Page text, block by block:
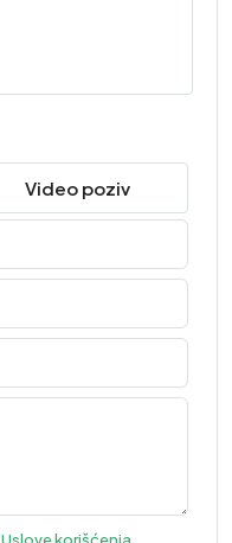
Video poziv
Uslove korišćenja